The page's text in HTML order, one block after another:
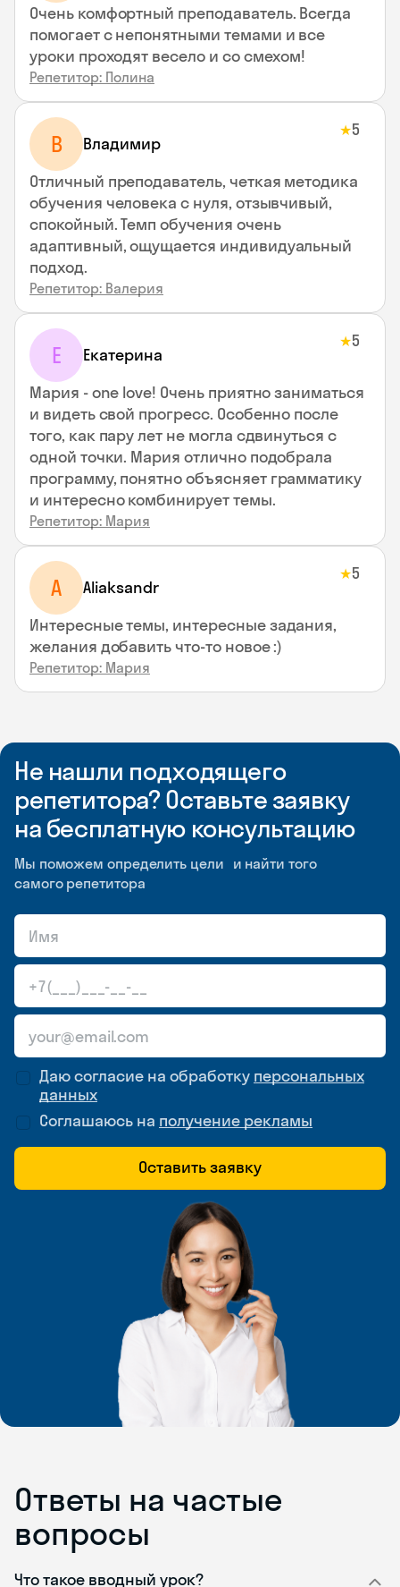
Очень комфортный преподаватель. Всегда
помогает с непонятными темами и все
уроки проходят весело и со смехом!
Репетитор: Полина
В Владимир
★5
Отличный преподаватель, четкая методика
обучения человека с нуля, отзывчивый,
спокойный. Темп обучения очень
адаптивный, ощущается индивидуальный
подход.
Репетитор: Валерия
Е Екатерина
★5
Мария - one love! Очень приятно заниматься
и видеть свой прогресс. Особенно после
того, как пару лет не могла сдвинуться с
одной точки. Мария отлично подобрала
программу, понятно объясняет грамматику
и интересно комбинирует темы.
Репетитор: Мария
A Aliaksandr
★5
Интересные темы, интересные задания,
желания добавить что-то новое :)
Репетитор: Мария
Не нашли подходящего
репетитора? Оставьте заявку
на бесплатную консультацию
Мы поможем определить цели и найти того
самого репетитора
Даю согласие на обработку персональных
данных
Соглашаюсь на получение рекламы
Оставить заявку
Ответы на частые
вопросы
Что такое вводный урок?